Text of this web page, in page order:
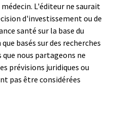
L'éditeur ne saurait
d'investissement ou de
santé sur la base du
basés sur des recherches
nous partageons ne
prévisions juridiques ou
pas être considérées